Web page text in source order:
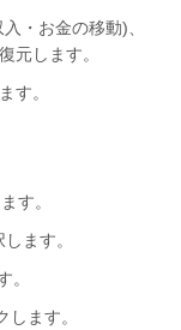
・お金の移動)、
元します。
す。
す。
ます。
。
ます。